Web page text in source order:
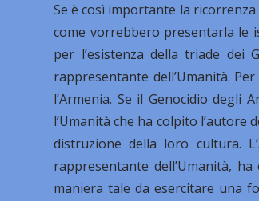
Se è così importante la
come vorrebbero presentarla le
per l’esistenza della triade dei
rappresentante dell’Umanità.
l’Armenia. Se il Genocidio degli
l’Umanità che ha colpito
distruzione della loro cultura.
rappresentante dell’Umanità,
maniera tale da esercitare una